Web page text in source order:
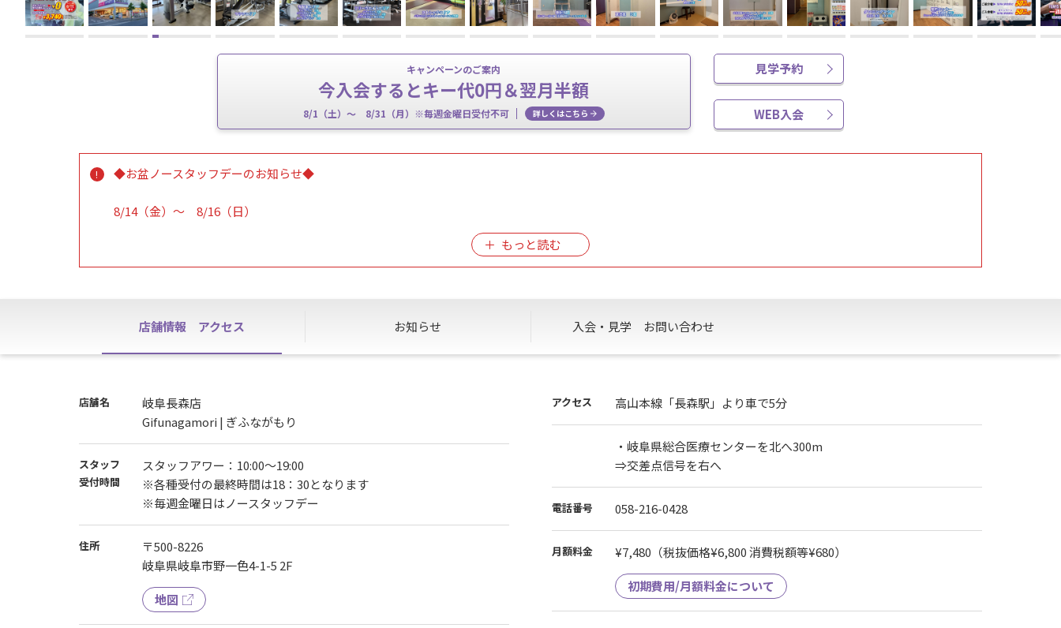
キャンペーンのご案内
今入会するとキー代0円＆翌月半額
8/1（土）～ 8/31（月）※毎週金曜日受付不可 詳しくはこちら
見学予約
WEB入会
◆お盆ノースタッフデーのお知らせ◆
8/14（金）～ 8/16（日）
誠に勝手ながら上記の期間はスタッフ不在のノースタッフデーとさせていただきます。
会員様は通常通り施設をご利用いただけます。
店舗情報 アクセス お知らせ 入会・見学 お問い合わせ
店舗名
岐阜長森店
Gifunagamori | ぎふながもり
スタッフ
受付時間
スタッフアワー：10:00〜19:00
※各種受付の最終時間は18：30となります
※毎週金曜日はノースタッフデー
住所
〒500-8226
岐阜県岐阜市野一色4-1-5 2F
地図
アクセス 高山本線「長森駅」より車で5分
・岐阜県総合医療センターを北へ300m
⇒交差点信号を右へ
電話番号 058-216-0428
月額料金 ¥7,480 （税抜価格¥6,800 消費税額等¥680）
初期費用/月額料金について